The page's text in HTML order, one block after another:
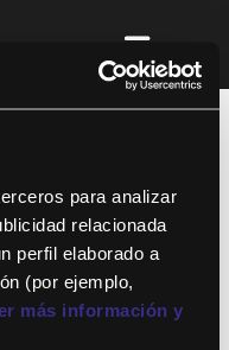
para analizar
relacionada
perfil elaborado a
(por ejemplo,
más información y
MOVE tienes
nuestros
online donde